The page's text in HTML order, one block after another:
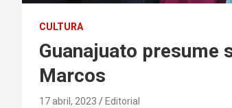
CULTURA
Guanajuato presume
Marcos
17 abril, 2023 Editorial